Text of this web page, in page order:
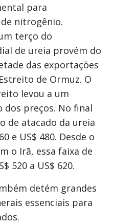
para
nitrogênio.
terço do
de ureia provém do
das exportações
de Ormuz. O
levou a um
dos preços. No final
de atacado da ureia
e US$ 480. Desde o
o Irã, essa faixa de
520 a US$ 620.
detém grandes
essenciais para